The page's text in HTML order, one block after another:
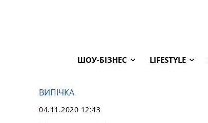
ШОУ-БІЗНЕС LIFESTYLE
ВИПІЧКА
04.11.2020 12:43